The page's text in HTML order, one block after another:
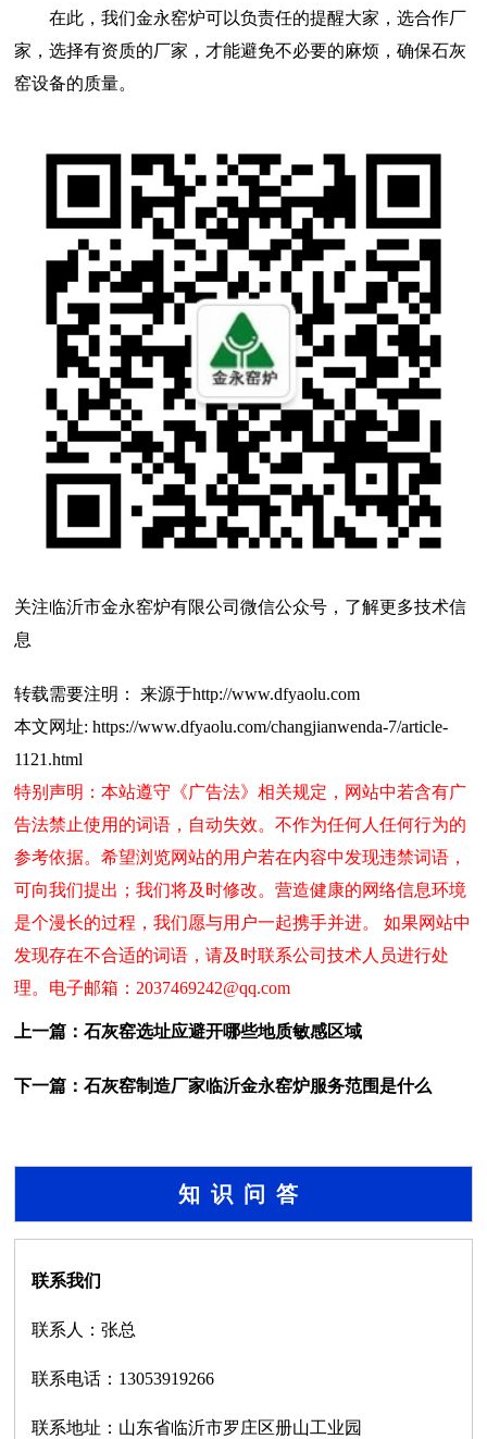
在此，我们金永窑炉可以负责任的提醒大家，选合作厂
家，选择有资质的厂家，才能避免不必要的麻烦，确保石灰
窑设备的质量。
关注临沂市金永窑炉有限公司微信公众号，了解更多技术信
息
转载需要注明： 来源于http://www.dfyaolu.com
本文网址: https://www.dfyaolu.com/changjianwenda-7/article-
1121.html
特别声明：本站遵守《广告法》相关规定，网站中若含有广
告法禁止使用的词语，自动失效。不作为任何人任何行为的
参考依据。希望浏览网站的用户若在内容中发现违禁词语，
可向我们提出；我们将及时修改。营造健康的网络信息环境
是个漫长的过程，我们愿与用户一起携手并进。 如果网站中
发现存在不合适的词语，请及时联系公司技术人员进行处
理。电子邮箱：2037469242@qq.com
上一篇：石灰窑选址应避开哪些地质敏感区域
下一篇：石灰窑制造厂家临沂金永窑炉服务范围是什么
知识问答
联系我们
联系人：张总
联系电话：13053919266
联系地址：山东省临沂市罗庄区册山工业园